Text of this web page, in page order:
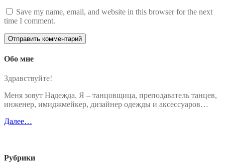
Save my name, email, and website in this browser for the next
time I comment.
Обо мне
Здравствуйте!
Меня зовут Надежда. Я – танцовщица, преподаватель танцев,
инженер, имиджмейкер, дизайнер одежды и аксессуаров…
Далее…
Рубрики